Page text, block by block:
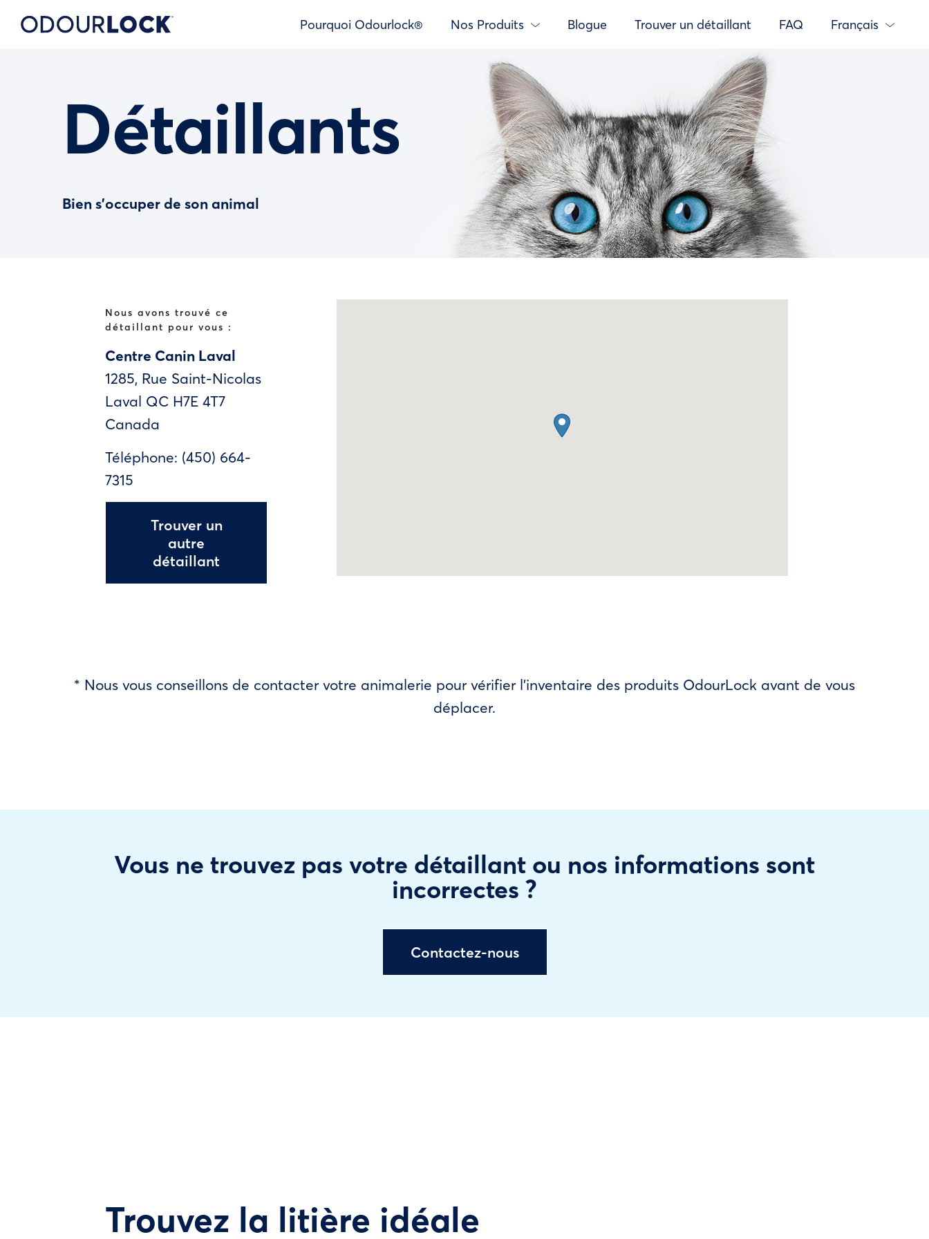
Pourquoi Odourlock® Nos Produits Blogue Trouver un détaillant FAQ Français
Détaillants
Bien s’occuper de son animal
Nous avons trouvé ce
détaillant pour vous :
Centre Canin Laval
1285, Rue Saint-Nicolas
Laval QC H7E 4T7
Canada
Téléphone: (450) 664-
7315
Trouver un
autre
détaillant
* Nous vous conseillons de contacter votre animalerie pour vérifier l’inventaire des produits OdourLock avant de vous
déplacer.
Vous ne trouvez pas votre détaillant ou nos informations sont
incorrectes ?
Contactez-nous
Trouvez la litière idéale